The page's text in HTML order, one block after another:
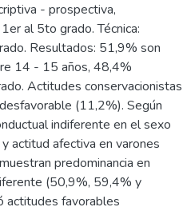
- prospectiva,
al 5to grado. Técnica:
Resultados: 51,9% son
14 - 15 años, 48,4%
Actitudes conservacionistas
(11,2%). Según
indiferente en el sexo
actitud afectiva en varones
predominancia en
(50,9%, 59,4% y
actitudes favorables